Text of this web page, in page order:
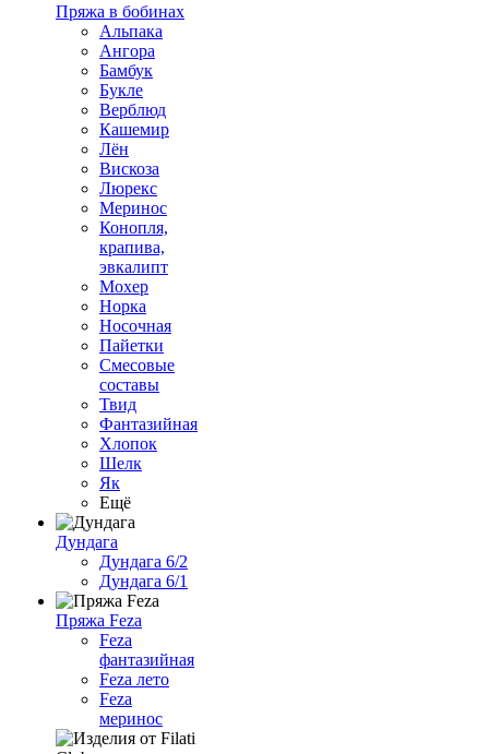
Пряжа в бобинах
Альпака
Ангора
Бамбук
Букле
Верблюд
Кашемир
Лён
Вискоза
Люрекс
Меринос
Конопля,
крапива,
эвкалипт
Мохер
Норка
Носочная
Пайетки
Смесовые
составы
Твид
Фантазийная
Хлопок
Шелк
Як
Ещё
Дундага
Дундага 6/2
Дундага 6/1
Пряжа Feza
Feza
фантазийная
Feza лето
Feza
меринос